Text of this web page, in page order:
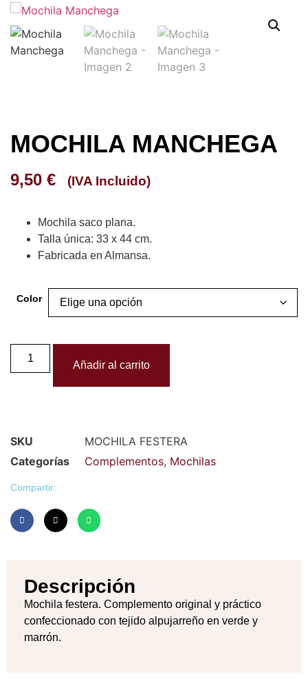
MOCHILA MANCHEGA
9,50 € (IVA Incluido)
Mochila saco plana.
Talla única: 33 x 44 cm.
Fabricada en Almansa.
Color
Añadir al carrito
SKU
MOCHILA FESTERA
Categorías
Complementos, Mochilas
Compartir:
Descripción
Mochila festera. Complemento original y práctico
confeccionado con tejido alpujarreño en verde y
marrón.